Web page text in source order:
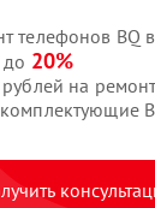
телефонов BQ
20%
на